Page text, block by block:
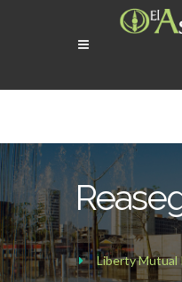
Liberty Mutual